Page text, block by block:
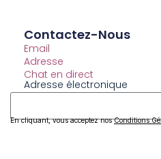
Contactez-Nous
Email
Adresse
Chat en direct
Adresse électronique
En cliquant, vous acceptez nosConditions